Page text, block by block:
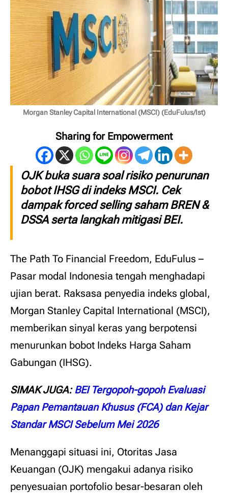
Morgan Stanley Capital International (MSCI) (EduFulus/Ist)
Sharing for Empowerment
OJK buka suara soal risiko penurunan
bobot IHSG di indeks MSCI. Cek
dampak forced selling saham BREN &
DSSA serta langkah mitigasi BEI.
The Path To Financial Freedom, EduFulus –
Pasar modal Indonesia tengah menghadapi
ujian berat. Raksasa penyedia indeks global,
Morgan Stanley Capital International (MSCI),
memberikan sinyal keras yang berpotensi
menurunkan bobot Indeks Harga Saham
Gabungan (IHSG).
SIMAK JUGA: BEI Tergopoh-gopoh Evaluasi
Papan Pemantauan Khusus (FCA) dan Kejar
Standar MSCI Sebelum Mei 2026
Menanggapi situasi ini, Otoritas Jasa
Keuangan (OJK) mengakui adanya risiko
penyesuaian portofolio besar-besaran oleh